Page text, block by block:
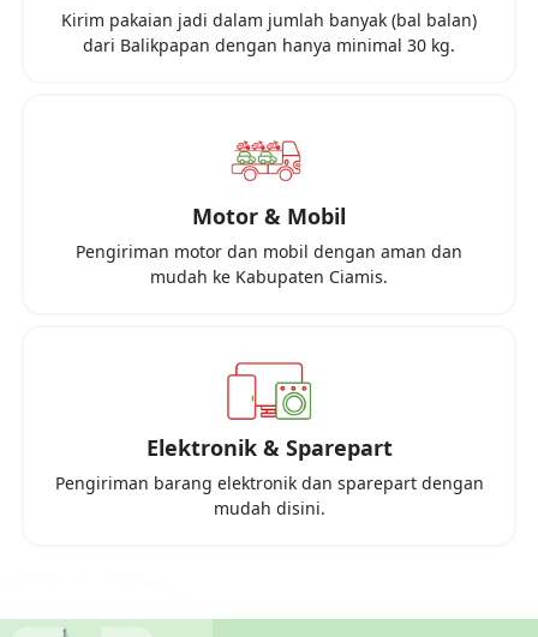
Kirim pakaian jadi dalam jumlah banyak (bal balan)
dari Balikpapan dengan hanya minimal 30 kg.
Motor & Mobil
Pengiriman motor dan mobil dengan aman dan
mudah ke Kabupaten Ciamis.
Elektronik & Sparepart
Pengiriman barang elektronik dan sparepart dengan
mudah disini.